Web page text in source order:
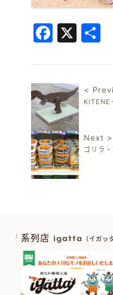
X
投稿ナビゲ
<
KITENE
Next >
ゴリラ・
系列店 igatta （イガッ